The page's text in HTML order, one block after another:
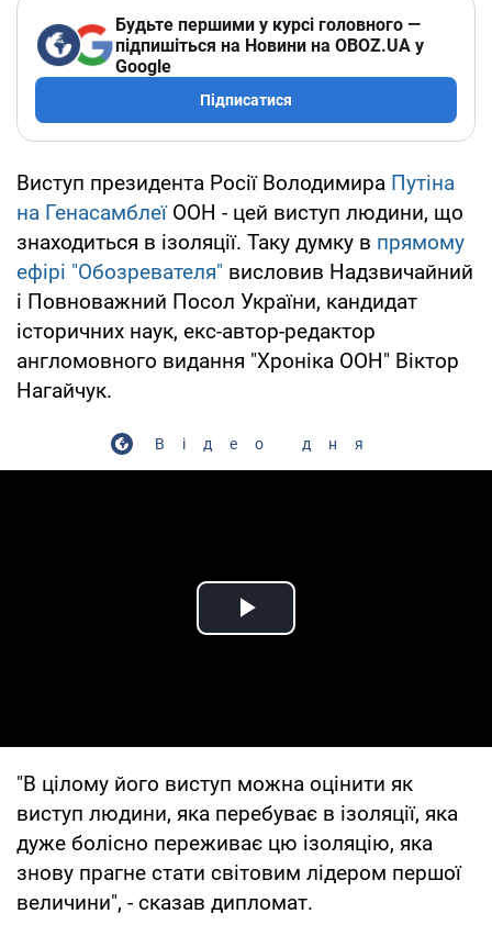
Будьте першими у курсі головного —
підпишіться на Новини на OBOZ.UA у
Google
Підписатися
Виступ президента Росії Володимира Путіна
на ГенасамблеїООН - цей виступ людини, що
знаходиться в ізоляції. Таку думку в прямому
ефірі "Обозревателя" висловив Надзвичайний
і Повноважний Посол України, кандидат
історичних наук, екс-автор-редактор
англомовного видання "Хроніка ООН" Віктор
Нагайчук.
Відео дня
Play Video
"В цілому його виступ можна оцінити як
виступ людини, яка перебуває в ізоляції, яка
дуже болісно переживає цю ізоляцію, яка
знову прагне стати світовим лідером першої
величини", - сказав дипломат.